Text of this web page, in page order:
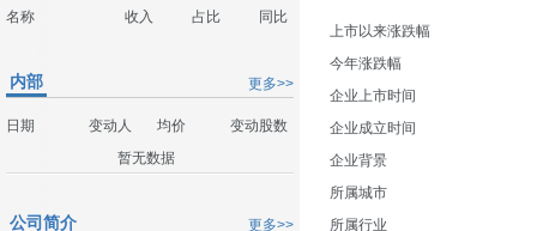
名称 收入 占比 同比
更多>>
内部
日期 变动人 均价
变动股数
暂无数据
更多>>
公司简介
上市以来涨跌幅
今年涨跌幅
企业上市时间
企业成立时间
企业背景
所属城市
所属行业